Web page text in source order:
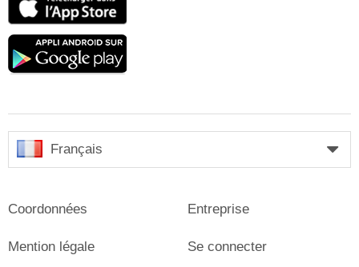
Google
Français
Coordonnées
Mention légale
Entreprise
Se connecter